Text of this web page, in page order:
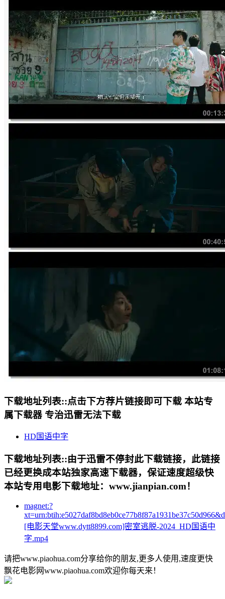
下载地址列表::点击下方荐片链接即可下载 本站专
属下载器 专治迅雷无法下载
HD国语中字
下载地址列表::由于迅雷不停封此下载链接，此链接
已经更换成本站独家高速下载器，保证速度超级快
本站专用电影下载地址：www.jianpian.com！
magnet:?
[电影天堂www.dytt8899.com]密室逃脱-2024_HD国语中
字.mp4
请把www.piaohua.com分享给你的朋友,更多人使用,速度更快
飘花电影网www.piaohua.com欢迎你每天来！